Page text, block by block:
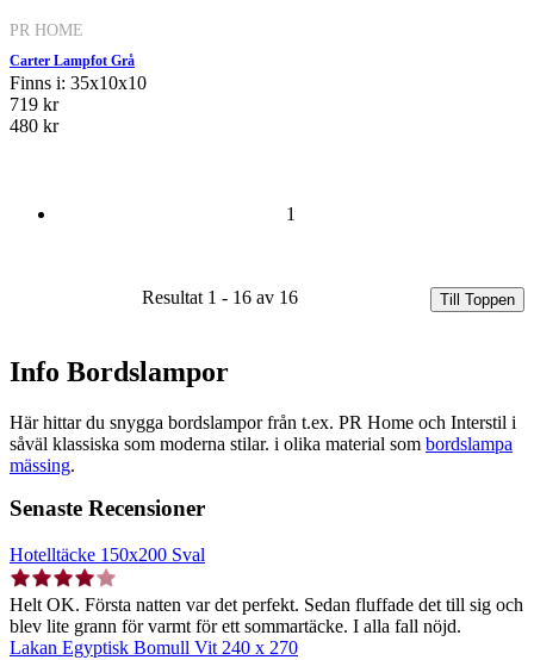
PR HOME
Carter Lampfot Grå
Finns i: 35x10x10
719 kr
480 kr
1
Resultat 1 - 16 av 16 Till Toppen
Info Bordslampor
Här hittar du snygga bordslampor från t.ex. PR Home och Interstil i
såväl klassiska som moderna stilar. i olika material som bordslampa
mässing.
Senaste Recensioner
Hotelltäcke 150x200 Sval
Helt OK. Första natten var det perfekt. Sedan fluffade det till sig och
blev lite grann för varmt för ett sommartäcke. I alla fall nöjd.
Lakan Egyptisk Bomull Vit 240 x 270